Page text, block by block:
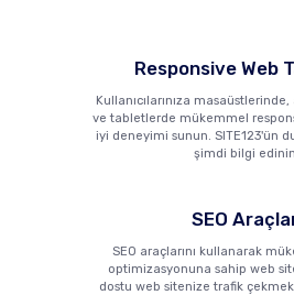
Responsive Web
Kullanıcılarınıza
ve tabletlerde mükemmel
iyi deneyimi sunun. SITE123'ün
şimdi bilgi
SEO
SEO araçlarını kullanarak
optimizasyonuna sahip web
dostu web sitenize trafik